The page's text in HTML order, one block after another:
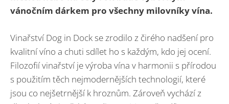
vánočním dárkem pro všechny milovníky vína.
Vinařství Dog in Dock se zrodilo z čirého nadšení pro
kvalitní víno a chuti sdílet ho s každým, kdo jej ocení.
Filozofií vinařství je výroba vína v harmonii s přírodou
s použitím těch nejmodernějších technologií, které
jsou co nejšetrnější k hroznům. Zároveň vychází z